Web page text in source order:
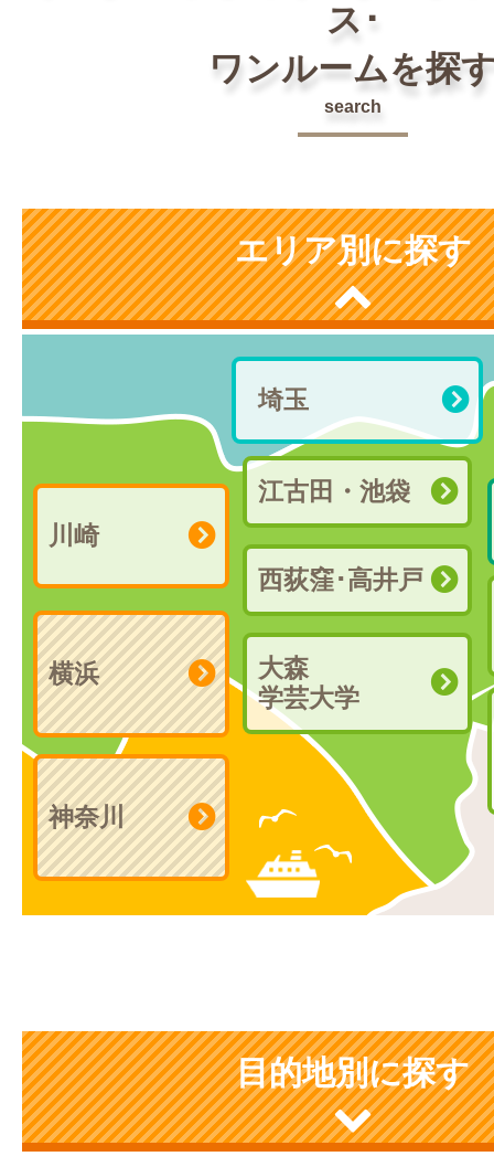
ス･
ワンルームを探
search
エリア別に探す
埼玉
神奈川
江古田・池袋
西荻窪･高井戸
大森
学芸大学
川崎
横浜
目的地別に探す